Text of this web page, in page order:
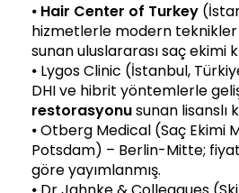
⦁ Hair Center of Turkey
hizmetlerle modern teknikler
sunan uluslararası saç ekimi
⦁ Lygos Clinic (İstanbul,
DHI ve hibrit yöntemlerle
restorasyonusunan lisanslı
⦁ Otberg Medical (Saç Ekimi
Potsdam) – Berlin-Mitte;
göre yayımlanmış.